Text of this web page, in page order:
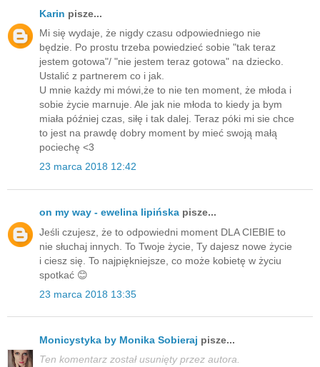
Karin pisze...
Mi się wydaje, że nigdy czasu odpowiedniego nie
będzie. Po prostu trzeba powiedzieć sobie "tak teraz
jestem gotowa"/ "nie jestem teraz gotowa" na dziecko.
Ustalić z partnerem co i jak.
U mnie każdy mi mówi,że to nie ten moment, że młoda i
sobie życie marnuje. Ale jak nie młoda to kiedy ja bym
miała później czas, siłę i tak dalej. Teraz póki mi sie chce
to jest na prawdę dobry moment by mieć swoją małą
pociechę <3
23 marca 2018 12:42
on my way - ewelina lipińska pisze...
Jeśli czujesz, że to odpowiedni moment DLA CIEBIE to
nie słuchaj innych. To Twoje życie, Ty dajesz nowe życie
i ciesz się. To najpiękniejsze, co może kobietę w życiu
spotkać 😊
23 marca 2018 13:35
Monicystyka by Monika Sobieraj pisze...
Ten komentarz został usunięty przez autora.